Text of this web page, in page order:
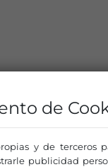
de
y de terceros
publicidad